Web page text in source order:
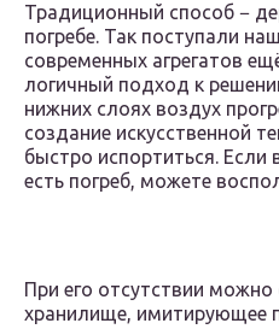
Традиционный способ −
погребе. Так поступали
современных агрегатов
логичный подход к
нижних слоях воздух
создание искусственной
быстро испортиться. Если
есть погреб, можете
При его отсутствии
хранилище, имитирующее